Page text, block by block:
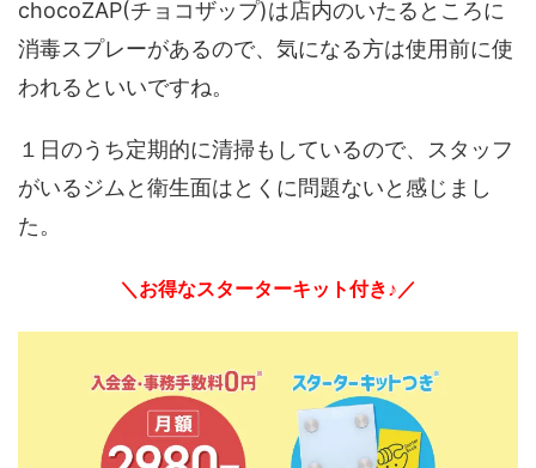
chocoZAP(チョコザップ)は店内のいたるところに
消毒スプレーがあるので、気になる方は使用前に使
われるといいですね。
１日のうち定期的に清掃もしているので、スタッフ
がいるジムと衛生面はとくに問題ないと感じまし
た。
＼お得なスターターキット付き♪／